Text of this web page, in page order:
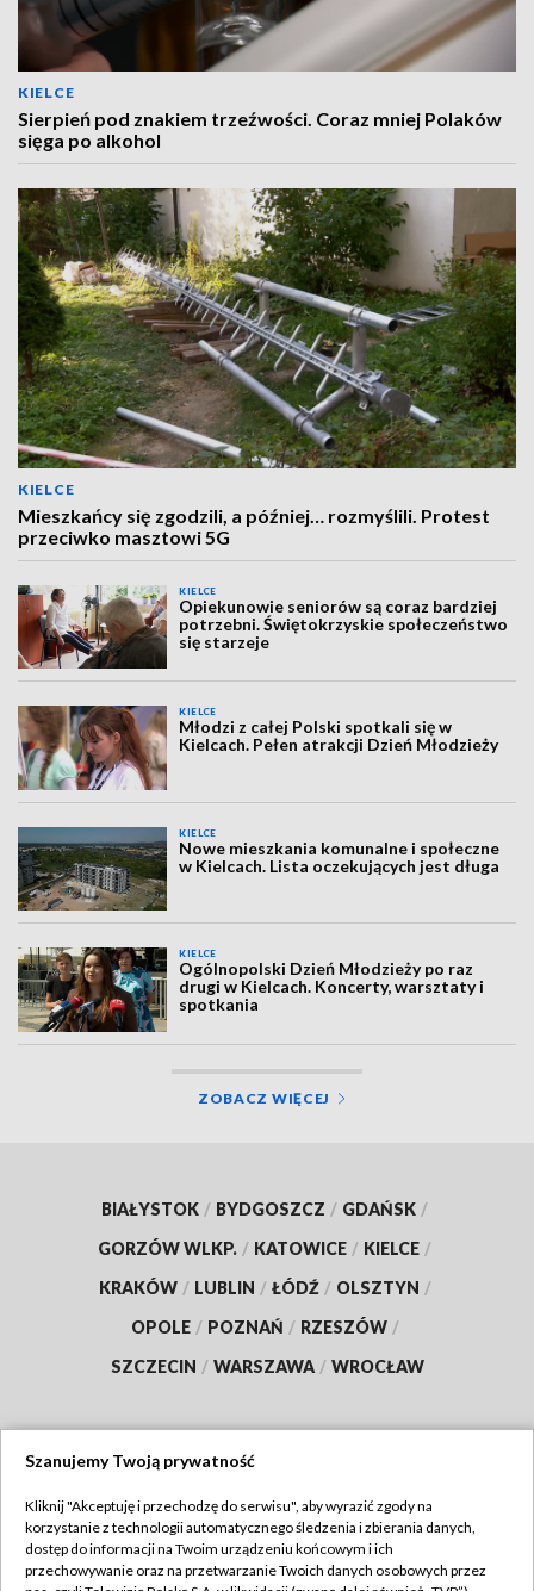
KIELCE
Sierpień pod znakiem trzeźwości. Coraz mniej Polaków
sięga po alkohol
KIELCE
Mieszkańcy się zgodzili, a później… rozmyślili. Protest
przeciwko masztowi 5G
KIELCE
Opiekunowie seniorów są coraz bardziej
potrzebni. Świętokrzyskie społeczeństwo
się starzeje
KIELCE
Młodzi z całej Polski spotkali się w
Kielcach. Pełen atrakcji Dzień Młodzieży
KIELCE
Nowe mieszkania komunalne i społeczne
w Kielcach. Lista oczekujących jest długa
KIELCE
Ogólnopolski Dzień Młodzieży po raz
drugi w Kielcach. Koncerty, warsztaty i
spotkania
ZOBACZ WIĘCEJ
BIAŁYSTOK / BYDGOSZCZ / GDAŃSK /
GORZÓW WLKP. / KATOWICE / KIELCE /
KRAKÓW / LUBLIN / ŁÓDŹ / OLSZTYN /
OPOLE / POZNAŃ / RZESZÓW /
SZCZECIN / WARSZAWA / WROCŁAW
TVP
Abonament TVP
Regulamin TVP
Szanujemy Twoją prywatność
Kliknij "Akceptuję i przechodzę do serwisu", aby wyrazić zgody na
korzystanie z technologii automatycznego śledzenia i zbierania danych,
dostęp do informacji na Twoim urządzeniu końcowym i ich
przechowywanie oraz na przetwarzanie Twoich danych osobowych przez